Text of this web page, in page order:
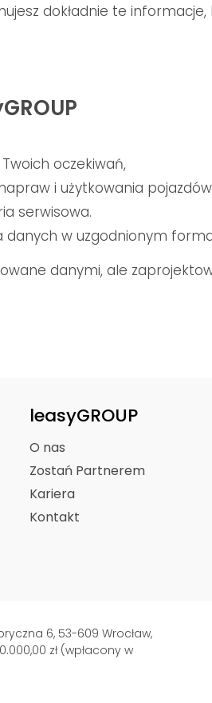
dokładnie te
oczekiwań,
i użytkowania
serwisowa.
w uzgodnionym
danymi, ale
leasyGROUP
O nas
Zostań Partnerem
Kariera
Kontakt
6, 53-609 Wrocław,
zł (wpłacony w